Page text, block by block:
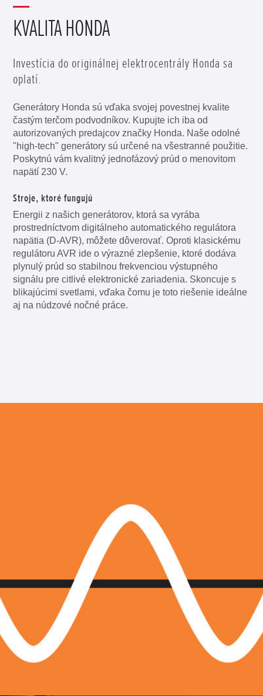
disponuje patentovanou technológiou cyklokonvertora, ktorá poskytuje kvalitný
výstup neviazaný na otáčky motora.
KVALITA HONDA
Investícia do originálnej elektrocentrály Honda sa
oplatí.
Generátory Honda sú vďaka svojej povestnej kvalite
častým terčom podvodníkov. Kupujte ich iba od
autorizovaných predajcov značky Honda. Naše odolné
"high-tech" generátory sú určené na všestranné použitie.
Poskytnú vám kvalitný jednofázový prúd o menovitom
napätí 230 V.
Stroje, ktoré fungujú
Energii z našich generátorov, ktorá sa vyrába
prostredníctvom digitálneho automatického regulátora
napätia (D-AVR), môžete dôverovať. Oproti klasickému
regulátoru AVR ide o výrazné zlepšenie, ktoré dodáva
plynulý prúd so stabilnou frekvenciou výstupného
signálu pre citlivé elektronické zariadenia. Skoncuje s
blikajúcimi svetlami, vďaka čomu je toto riešenie ideálne
aj na núdzové nočné práce.